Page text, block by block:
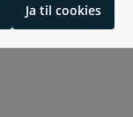
Ja til cookies